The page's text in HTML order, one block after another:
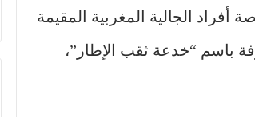
الجالية المغربية المقيمة
باسم “خدعة ثقب الإطار”،